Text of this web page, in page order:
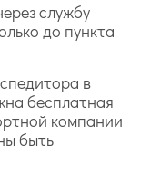
службу
до пункта
в
бесплатная
компании
быть